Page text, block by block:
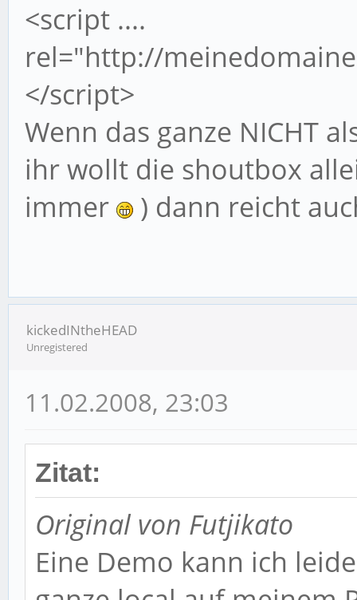
<script ....
rel="http://
</script>
Wenn das ganze NICHT
ihr wollt die shoutbox
immer
) dann reicht
kickedINtheHEAD
Unregistered
11.02.2008, 23:03
Zitat:
Original von Futjikato
Eine Demo kann ich